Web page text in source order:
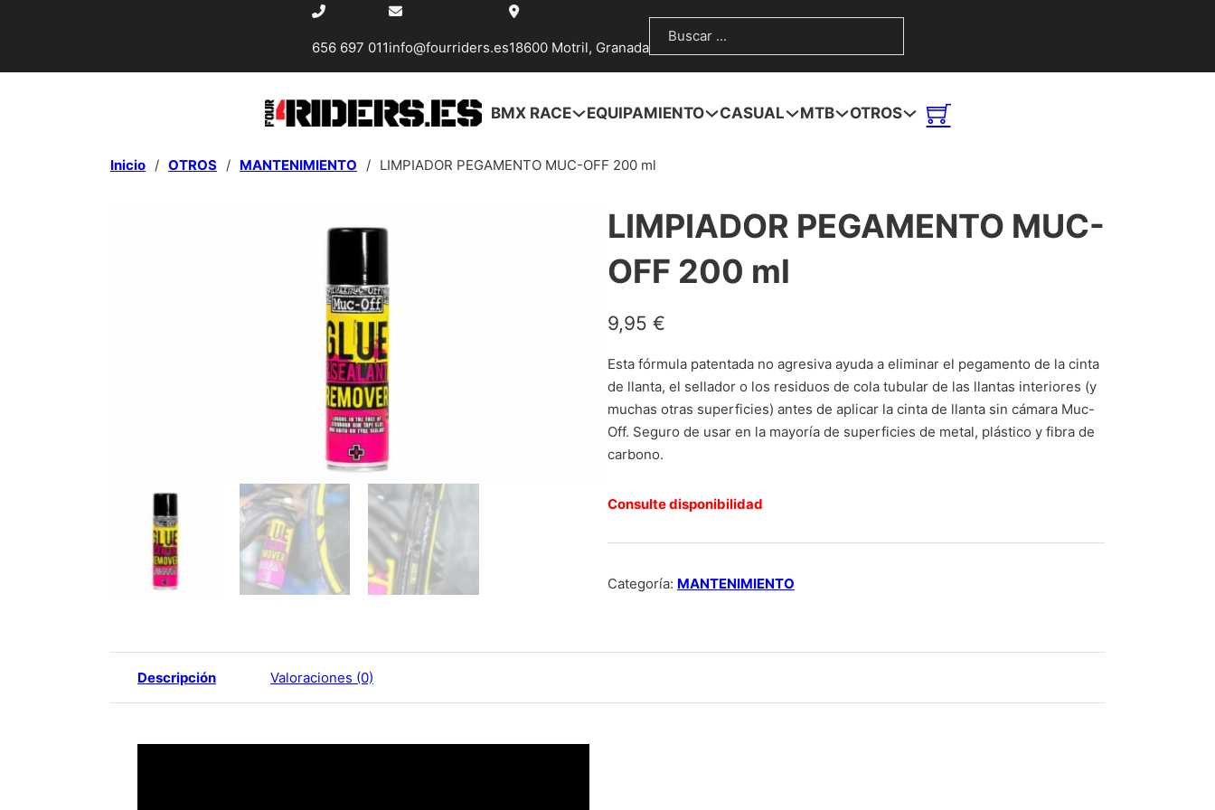
656 697 011info@fourriders.es18600 Motril, GranadaBuscar
BMX RACE EQUIPAMIENTO CASUAL MTB OTROS
Inicio / OTROS / MANTENIMIENTO / LIMPIADOR PEGAMENTO MUC-OFF 200 ml
LIMPIADOR PEGAMENTO MUC-
OFF 200 ml
9,95 €
Esta fórmula patentada no agresiva ayuda a eliminar el pegamento de la cinta
de llanta, el sellador o los residuos de cola tubular de las llantas interiores (y
muchas otras superficies) antes de aplicar la cinta de llanta sin cámara Muc-
Off. Seguro de usar en la mayoría de superficies de metal, plástico y fibra de
carbono.
Consulte disponibilidad
Categoría: MANTENIMIENTO
Descripción Valoraciones (0)